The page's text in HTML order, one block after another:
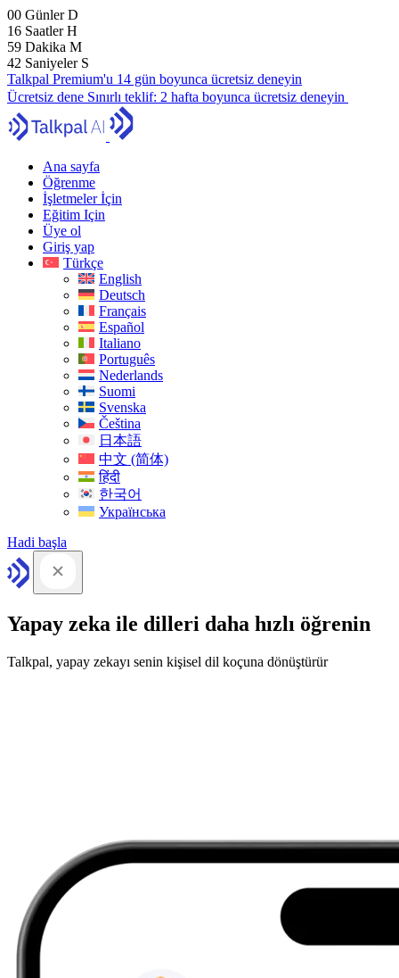
00 GünlerD
16 SaatlerH
59 Dakika M
40 Saniyeler S
Talkpal Premium'u 14 gün boyunca ücretsiz deneyin
Ücretsiz dene Sınırlı teklif: 2 hafta boyunca ücretsiz deneyin
Ana sayfa
Öğrenme
İşletmeler İçin
Eğitim Için
Üye ol
Giriş yap
Türkçe
English
Deutsch
Français
Español
Italiano
Português
Nederlands
Suomi
Svenska
Čeština
日本語
中文 (简体)
हिंदी
한국어
Українська
Hadi başla
Yapay zeka ile dilleri daha hızlı öğrenin
Talkpal, yapay zekayı senin kişisel dil koçuna dönüştürür